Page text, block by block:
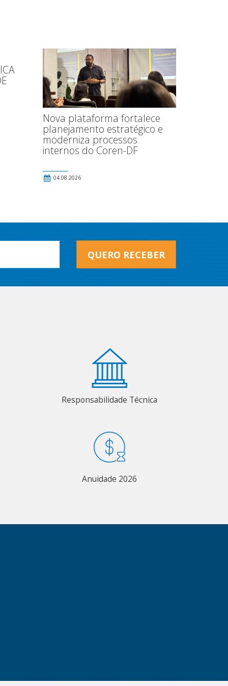
Nova plataforma fortalece
planejamento estratégico e
moderniza processos
internos do Coren-DF
04.08.2026
QUERO RECEBER
Responsabilidade Técnica
Anuidade 2026